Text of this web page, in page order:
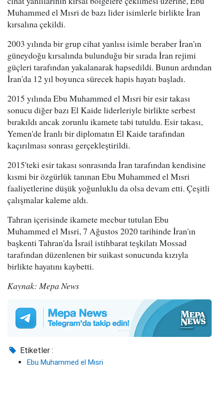
Muhammed el Mısri de bazı lider isimlerle birlikte İran
kırsalına çekildi.
2003 yılında bir grup cihat yanlısı isimle beraber İran'ın
güneydoğu kırsalında bulunduğu bir sırada İran rejimi
güçleri tarafından yakalanarak hapsedildi. Bunun ardından
İran'da 12 yıl boyunca sürecek hapis hayatı başladı.
2015 yılında Ebu Muhammed el Mısri bir esir takası
sonucu diğer bazı El Kaide liderleriyle birlikte serbest
bırakıldı ancak zorunlu ikamete tabi tutuldu. Esir takası,
Yemen'de İranlı bir diplomatın El Kaide tarafından
kaçırılması sonrası gerçekleştirildi.
2015'teki esir takası sonrasında İran tarafından kendisine
kısmi bir özgürlük tanınan Ebu Muhammed el Mısri
faaliyetlerine düşük yoğunluklu da olsa devam etti. Çeşitli
çalışmalar kaleme aldı.
Tahran içerisinde ikamete mecbur tutulan Ebu
Muhammed el Mısri, 7 Ağustos 2020 tarihinde İran'ın
başkenti Tahran'da İsrail istihbarat teşkilatı Mossad
tarafından düzenlenen bir suikast sonucunda kızıyla
birlikte hayatını kaybetti.
Kaynak: Mepa News
Etiketler :
Ebu Muhammed el Mısri